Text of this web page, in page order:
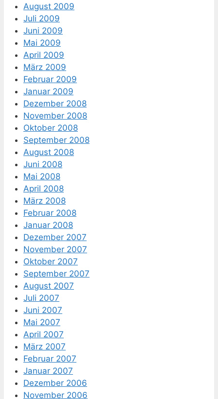
August 2009
Juli 2009
Juni 2009
Mai 2009
April 2009
März 2009
Februar 2009
Januar 2009
Dezember 2008
November 2008
Oktober 2008
September 2008
August 2008
Juni 2008
Mai 2008
April 2008
März 2008
Februar 2008
Januar 2008
Dezember 2007
November 2007
Oktober 2007
September 2007
August 2007
Juli 2007
Juni 2007
Mai 2007
April 2007
März 2007
Februar 2007
Januar 2007
Dezember 2006
November 2006